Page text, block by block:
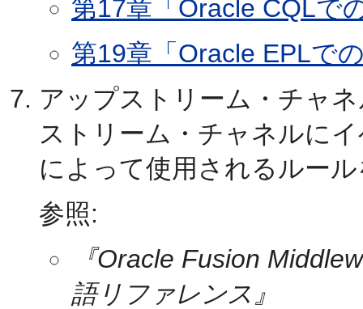
第17章「Oracle CQLで
第19章「Oracle EPLで
アップストリーム・チャ
ストリーム・チャネルに
によって使用されるルー
参照:
『Oracle Fusion
語リファレンス』